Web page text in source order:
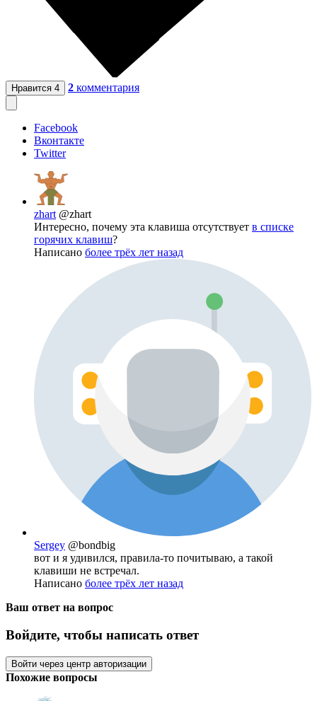
Нравится 4 2 комментария
Facebook
Вконтакте
Twitter
zhart @zhart
Интересно, почему эта клавиша отсутствует в списке
горячих клавиш?
Написано более трёх лет назад
Sergey @bondbig
вот и я удивился, правила-то почитываю, а такой
клавиши не встречал.
Написано более трёх лет назад
Ваш ответ на вопрос
Войдите, чтобы написать ответ
Войти через центр авторизации
Похожие вопросы